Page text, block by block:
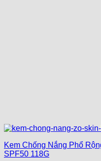
Kem Chống Nắng Phổ
SPF50 118G